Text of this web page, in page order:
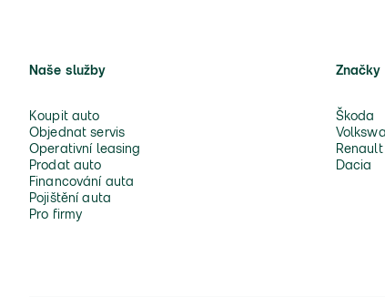
Naše služby
Koupit auto
Objednat servis
Operativní leasing
Prodat auto
Financování auta
Pojištění auta
Pro firmy
Značky
Škoda
Renault
Dacia